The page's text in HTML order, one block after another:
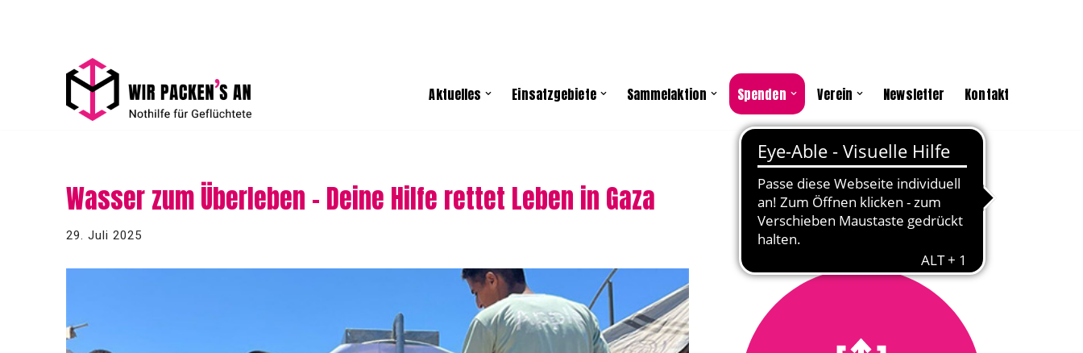
Aktuelles Einsatzgebiete Sammelaktion Spenden Verein Newsletter Kontakt
Wasser zum Überleben – Deine Hilfe rettet Leben in Gaza
29. Juli 2025